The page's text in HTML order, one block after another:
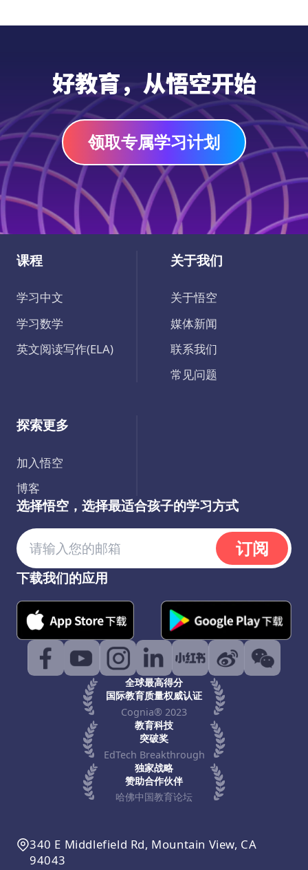
力。这份免费的学习资料还包含万圣节主题的
节吧！
好教育，从悟空开始
领取专属学习计划
课程
学习中文
学习数学
英文阅读写作(ELA)
关于我们
关于悟空
媒体新闻
联系我们
常见问题
探索更多
加入悟空
博客
选择悟空，选择最适合孩子的学习方式
订阅
下载我们的应用
全球最高得分
国际教育质量权威认证
Cognia® 2023
教育科技
突破奖
EdTech Breakthrough
独家战略
赞助合作伙伴
哈佛中国教育论坛
340 E Middlefield Rd, Mountain View, CA
94043